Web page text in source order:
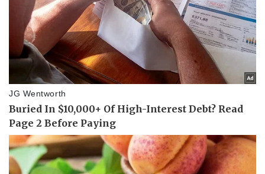
Pháp luật
Vụ án
Tin nóng
Tư vấn luật
Vũ khí
Việt Nam
Phân tích